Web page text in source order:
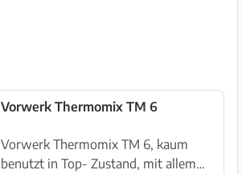
Vorwerk Thermomix TM 6
Vorwerk Thermomix TM 6, kaum
benutzt in Top- Zustand, mit allem